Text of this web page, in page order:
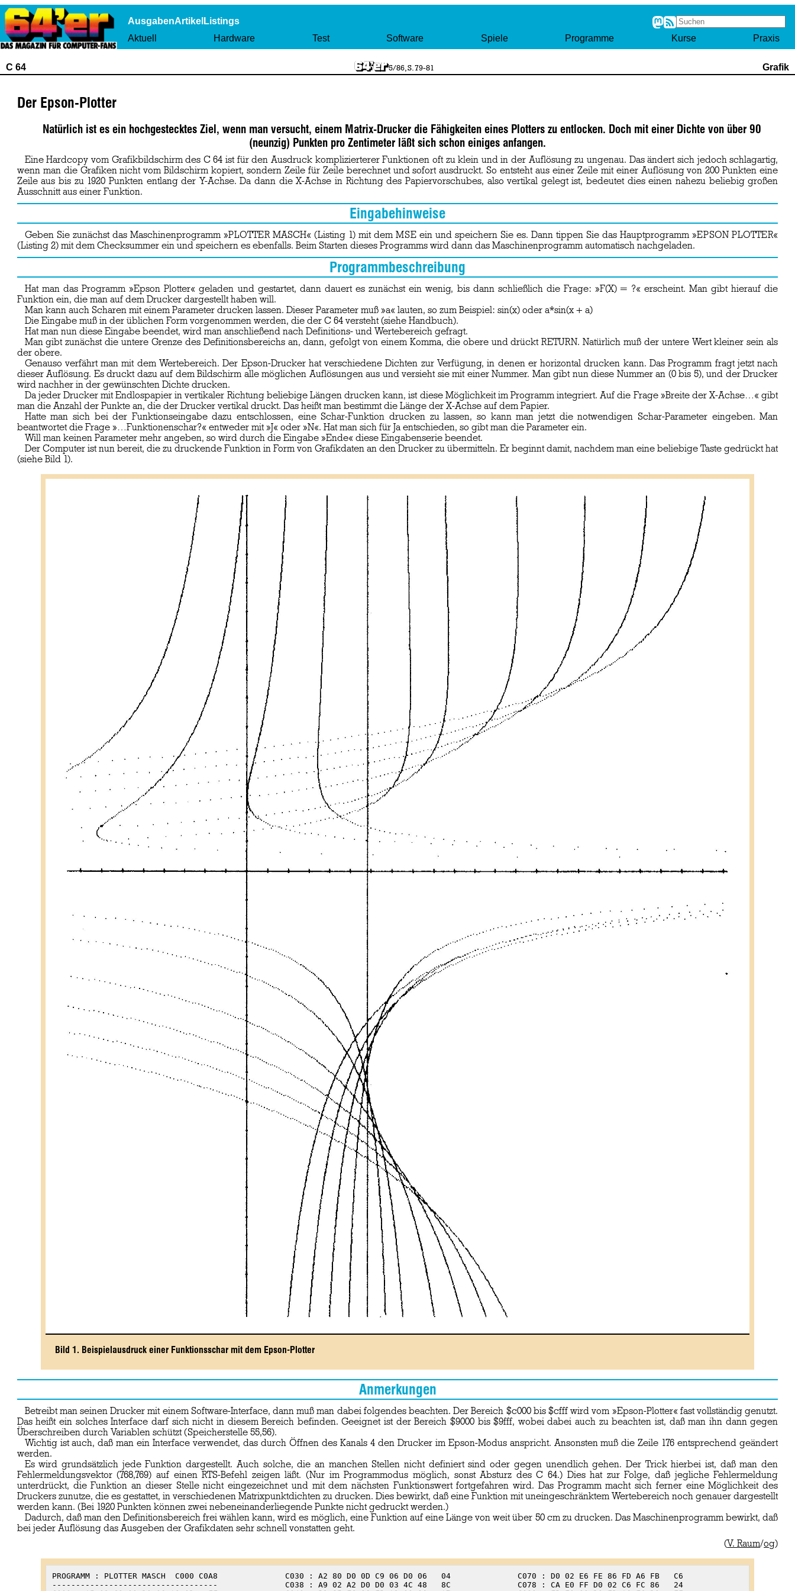
AusgabenArtikel Listings
Aktuell
Hardware Test Software Spiele Programme Kurse Praxis
C 64 Grafik
5/86, S. 79-81
Der Epson-Plotter
Natürlich ist es ein hochgestecktes Ziel, wenn man versucht, einem Matrix-Drucker die Fähigkeiten eines Plotters zu entlocken. Doch mit einer Dichte von über 90
(neunzig) Punkten pro Zentimeter läßt sich schon einiges anfangen.
Eine Hardcopy vom Grafikbildschirm des C 64 ist für den Ausdruck komplizierterer Funktionen oft zu klein und in der Auflösung zu ungenau. Das ändert sich jedoch schlagartig,
wenn man die Grafiken nicht vom Bildschirm kopiert, sondern Zeile für Zeile berechnet und sofort ausdruckt. So entsteht aus einer Zeile mit einer Auflösung von 200 Punkten eine
Zeile aus bis zu 1920 Punkten entlang der Y-Achse. Da dann die X-Achse in Richtung des Papiervorschubes, also vertikal gelegt ist, bedeutet dies einen nahezu beliebig großen
Ausschnitt aus einer Funktion.
Eingabehinweise
Geben Sie zunächst das Maschinenprogramm »PLOTTER MASCH« (Listing 1) mit dem MSE ein und speichern Sie es. Dann tippen Sie das Hauptprogramm »EPSON PLOTTER«
(Listing 2) mit dem Checksummer ein und speichern es ebenfalls. Beim Starten dieses Programms wird dann das Maschinenprogramm automatisch nachgeladen.
Programmbeschreibung
Hat man das Programm »Epson Plotter« geladen und gestartet, dann dauert es zunächst ein wenig, bis dann schließlich die Frage: »F(X) = ?« erscheint. Man gibt hierauf die
Funktion ein, die man auf dem Drucker dargestellt haben will.
Man kann auch Scharen mit einem Parameter drucken lassen. Dieser Parameter muß »a« lauten, so zum Beispiel: sin(x) oder a*sin(x + a)
Die Eingabe muß in der üblichen Form vorgenommen werden, die der C 64 versteht (siehe Handbuch).
Hat man nun diese Eingabe beendet, wird man anschließend nach Definitions- und Wertebereich gefragt.
Man gibt zunächst die untere Grenze des Definitionsbereichs an, dann, gefolgt von einem Komma, die obere und drückt RETURN. Natürlich muß der untere Wert kleiner sein als
der obere.
Genauso verfährt man mit dem Wertebereich. Der Epson-Drucker hat verschiedene Dichten zur Verfügung, in denen er horizontal drucken kann. Das Programm fragt jetzt nach
dieser Auflösung. Es druckt dazu auf dem Bildschirm alle möglichen Auflösungen aus und versieht sie mit einer Nummer. Man gibt nun diese Nummer an (0 bis 5), und der Drucker
wird nachher in der gewünschten Dichte drucken.
Da jeder Drucker mit Endlospapier in vertikaler Richtung beliebige Längen drucken kann, ist diese Möglichkeit im Programm integriert. Auf die Frage »Breite der X-Achse…« gibt
man die Anzahl der Punkte an, die der Drucker vertikal druckt. Das heißt man bestimmt die Länge der X-Achse auf dem Papier.
Hatte man sich bei der Funktionseingabe dazu entschlossen, eine Schar-Funktion drucken zu lassen, so kann man jetzt die notwendigen Schar-Parameter eingeben. Man
beantwortet die Frage »…Funktionenschar?« entweder mit »J« oder »N«. Hat man sich für Ja entschieden, so gibt man die Parameter ein.
Will man keinen Parameter mehr angeben, so wird durch die Eingabe »Ende« diese Eingabenserie beendet.
Der Computer ist nun bereit, die zu druckende Funktion in Form von Grafikdaten an den Drucker zu übermitteln. Er beginnt damit, nachdem man eine beliebige Taste gedrückt hat
(siehe Bild 1).
Bild 1. Beispielausdruck einer Funktionsschar mit dem Epson-Plotter
Anmerkungen
Betreibt man seinen Drucker mit einem Software-Interface, dann muß man dabei folgendes beachten. Der Bereich $c000 bis $cfff wird vom »Epson-Plotter« fast vollständig genutzt.
Das heißt ein solches Interface darf sich nicht in diesem Bereich befinden. Geeignet ist der Bereich $9000 bis $9fff, wobei dabei auch zu beachten ist, daß man ihn dann gegen
Überschreiben durch Variablen schützt (Speicherstelle 55,56).
Wichtig ist auch, daß man ein Interface verwendet, das durch Öffnen des Kanals 4 den Drucker im Epson-Modus anspricht. Ansonsten muß die Zeile 176 entsprechend geändert
werden.
Es wird grundsätzlich jede Funktion dargestellt. Auch solche, die an manchen Stellen nicht definiert sind oder gegen unendlich gehen. Der Trick hierbei ist, daß man den
Fehlermeldungsvektor (768,769) auf einen RTS-Befehl zeigen läßt. (Nur im Programmodus möglich, sonst Absturz des C 64.) Dies hat zur Folge, daß jegliche Fehlermeldung
unterdrückt, die Funktion an dieser Stelle nicht eingezeichnet und mit dem nächsten Funktionswert fortgefahren wird. Das Programm macht sich ferner eine Möglichkeit des
Druckers zunutze, die es gestattet, in verschiedenen Matrixpunktdichten zu drucken. Dies bewirkt, daß eine Funktion mit uneingeschränktem Wertebereich noch genauer dargestellt
werden kann. (Bei 1920 Punkten können zwei nebeneinanderliegende Punkte nicht gedruckt werden.)
Dadurch, daß man den Definitionsbereich frei wählen kann, wird es möglich, eine Funktion auf eine Länge von weit über 50 cm zu drucken. Das Maschinenprogramm bewirkt, daß
bei jeder Auflösung das Ausgeben der Grafikdaten sehr schnell vonstatten geht.
(V. Raum/og)
PROGRAMM : PLOTTER MASCH  C000 C0A8
-----------------------------------
C030 : A2 80 D0 0D C9 06 D0 06   04
C038 : A9 02 A2 D0 D0 03 4C 48   8C
C070 : D0 02 E6 FE 86 FD A6 FB   C6
C078 : CA E0 FF D0 02 C6 FC 86   24